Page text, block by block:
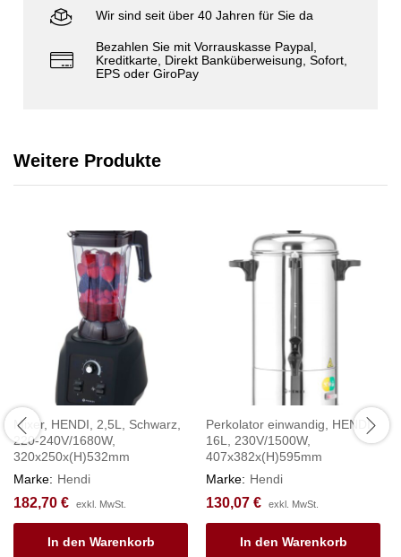
Wir sind seit über 40 Jahren für Sie da
Bezahlen Sie mit Vorrauskasse Paypal,
Kreditkarte, Direkt Banküberweisung, Sofort,
EPS oder GiroPay
Weitere Produkte
Mixer, HENDI, 2,5L, Schwarz,
220-240V/1680W,
320x250x(H)532mm
Marke: Hendi
182,70 € exkl. MwSt.
In den Warenkorb
Perkolator einwandig, HENDI,
16L, 230V/1500W,
407x382x(H)595mm
Marke: Hendi
130,07 € exkl. MwSt.
In den Warenkorb